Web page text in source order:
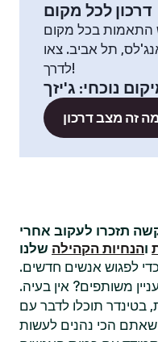
דרכון לכל מקום
בכל מקום
תל אביב. צאו
לדרך!
נוכחי: ג'יזך
תזכרו לעקוב אחרי
והנחיות הקהילה
לפגוש אנשים חדשים.
משותפים? אין בעיה.
בטינדר תוכלו לדבר עם